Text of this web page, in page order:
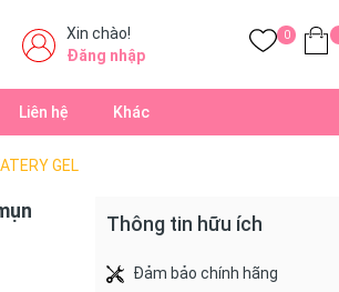
Xin chào!
Đăng nhập
0
Liên hệ Khác
GEL
Thông tin hữu ích
Đảm bảo chính hãng